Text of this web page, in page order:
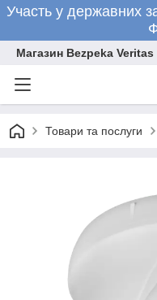
Участь у державних
Магазин Bezpeka Veritas
Товари та послуги